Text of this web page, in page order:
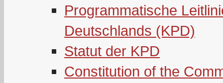
Programmatische
Deutschlands (KPD)
Statut der KPD
Constitution of the